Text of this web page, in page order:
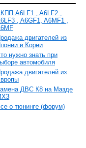
A6LF1 , A6LF2 ,
, A6GF1, A6MF1 ,
двигателей из
и Кореи
нужно знать при
автомобиля
двигателей из
ДВС К8 на Мазде
о тюнинге (форум)